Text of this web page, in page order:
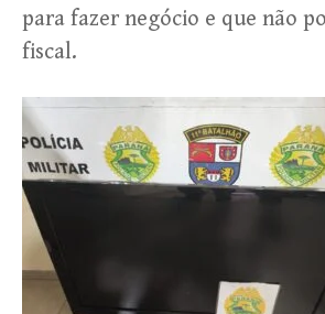
para fazer negócio e que não
fiscal.